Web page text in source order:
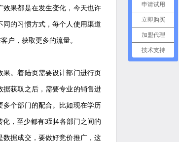
果都是在发生变化，今天也许
的习惯方式，每个人使用渠道
户，获取更多的流量。
。着陆页需要设计部门进行页
获取之后，需要专业的销售进
个部门的配合。比如现在学历
，至少都有3到4各部门之间的
据成交，要做好竞价推广，这
申请试用
立即购买
加盟代理
技术支持